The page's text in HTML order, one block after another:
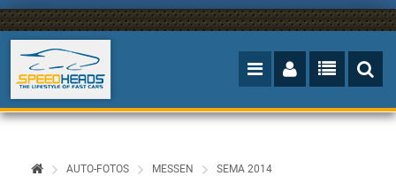
AUTO-FOTOS MESSEN SEMA 2014